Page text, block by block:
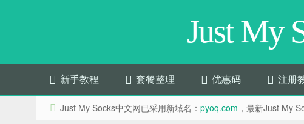
Just My
新手教程 套餐整理 优惠码 注册
Just My Socks中文网已采用新域名： pyoq.com ，最新Just My